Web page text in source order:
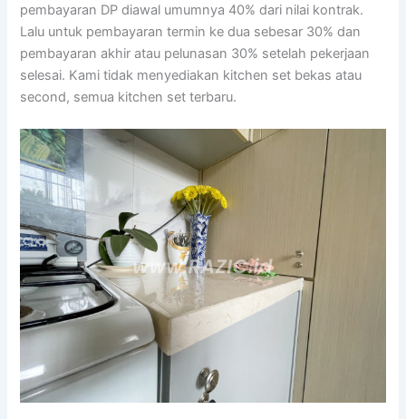
pembayaran DP diawal umumnya 40% dari nilai kontrak.
Lalu untuk pembayaran termin ke dua sebesar 30% dan
pembayaran akhir atau pelunasan 30% setelah pekerjaan
selesai. Kami tidak menyediakan kitchen set bekas atau
second, semua kitchen set terbaru.